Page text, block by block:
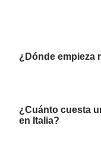
¿Dónde empieza
¿Cuánto cuesta
en Italia?